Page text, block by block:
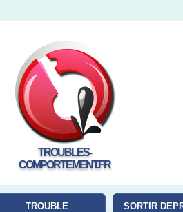
TROUBLES-
COMPORTEMENT.FR
TROUBLE SORTIR